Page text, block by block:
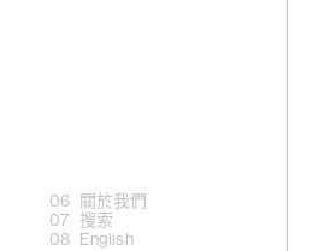
關於我們
搜索
English